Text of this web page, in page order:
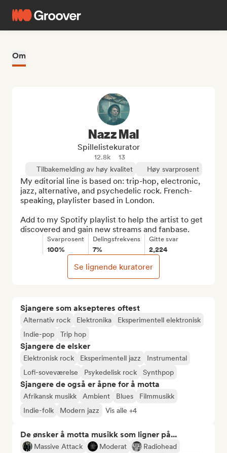
Om
Sjangere som aksepteres oftest
Alternativ rock Elektronika
Eksperimentell elektronisk
Indie-pop
Trip hop
Sjangere de elsker
Elektronisk rock Eksperimentell jazz
Instrumental
Lofi-soveværelse
Psykedelisk rock Synthpop
Sjangere de også er åpne for å motta
Afrikansk musikk Ambient Blues
Filmmusikk
Indie-folk
Modern jazz Vis alle +4
De ønsker å motta musikk som ligner på...
Massive Attack Moderat
Radiohead
Nazz Mal
Spillelistekurator
12.8k
13
Tilbakemelding av høy kvalitet
Høy svarprosent
My editorial line is based on: trip-hop, electronic,
jazz, alternative, and psychedelic rock. French-
speaking, playlister based in London.
Add to my Spotify playlist to help the artist to get
discovered and gain new streams and fanbase.
Svarprosent
100%
Delingsfrekvens
7%
Gitte svar
2,224
Se lignende kuratorer